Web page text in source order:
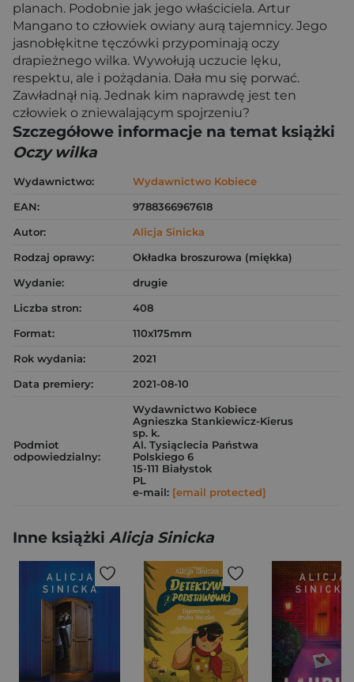
planach. Podobnie jak jego właściciela. Artur
Mangano to człowiek owiany aurą tajemnicy. Jego
jasnobłękitne tęczówki przypominają oczy
drapieżnego wilka. Wywołują uczucie lęku,
respektu, ale i pożądania. Dała mu się porwać.
Zawładnął nią. Jednak kim naprawdę jest ten
człowiek o zniewalającym spojrzeniu?
Szczegółowe informacje na temat książki
Oczy wilka
Wydawnictwo:
Wydawnictwo Kobiece
EAN:
9788366967618
Autor:
Alicja Sinicka
Rodzaj oprawy:
Okładka broszurowa (miękka)
Wydanie:
drugie
Liczba stron:
408
Format:
110x175mm
Rok wydania:
2021
Data premiery:
2021-08-10
Podmiot
odpowiedzialny:
Wydawnictwo Kobiece
Agnieszka Stankiewicz-Kierus
sp. k.
Al. Tysiąclecia Państwa
Polskiego 6
15-111 Białystok
PL
e-mail: [email protected]
Inne książki Alicja Sinicka